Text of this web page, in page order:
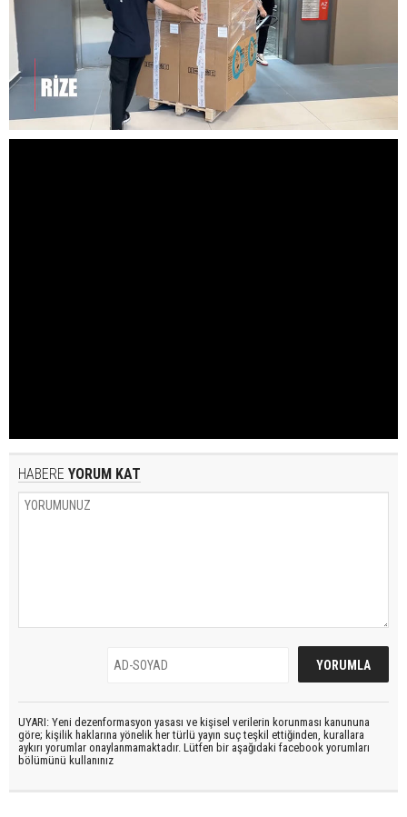
HABERE YORUM KAT
UYARI: Yeni dezenformasyon yasası ve kişisel verilerin korunması kanununa
göre; kişilik haklarına yönelik her türlü yayın suç teşkil ettiğinden, kurallara
aykırı yorumlar onaylanmamaktadır. Lütfen bir aşağıdaki facebook yorumları
bölümünü kullanınız